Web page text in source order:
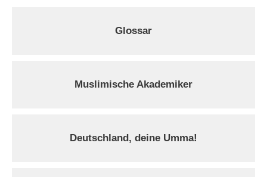
Glossar
Muslimische Akademiker
Deutschland, deine Umma!